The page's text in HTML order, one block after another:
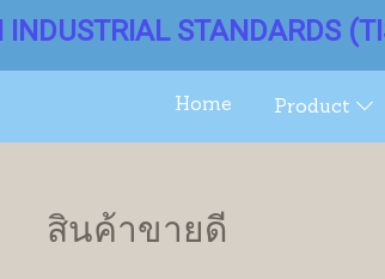
INDUSTRIAL STANDARDS
Home Product
สินค้าขายดี